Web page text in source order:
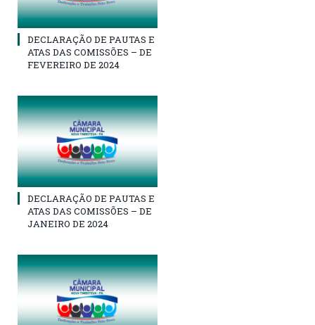
DECLARAÇÃO DE PAUTAS E
ATAS DAS COMISSÕES – DE
FEVEREIRO DE 2024
DECLARAÇÃO DE PAUTAS E
ATAS DAS COMISSÕES – DE
JANEIRO DE 2024